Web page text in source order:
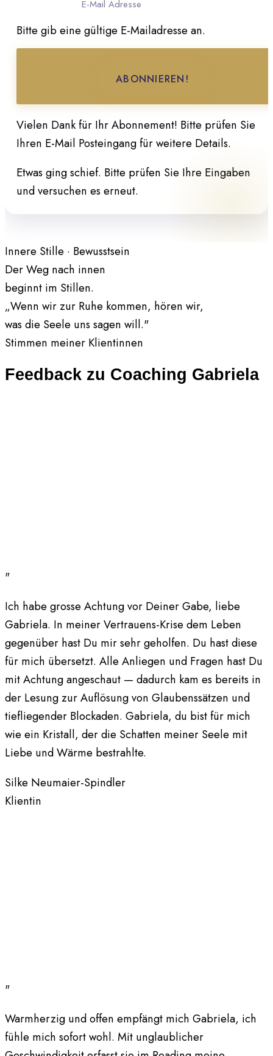
Bitte gib eine gültige E-Mailadresse an.
ABONNIEREN!
Vielen Dank für Ihr Abonnement! Bitte prüfen Sie
Ihren E-Mail Posteingang für weitere Details.
Etwas ging schief. Bitte prüfen Sie Ihre Eingaben
und versuchen es erneut.
Innere Stille · Bewusstsein
Der Weg nach innen
beginnt im Stillen.
„Wenn wir zur Ruhe kommen, hören wir,
was die Seele uns sagen will."
Stimmen meiner Klientinnen
Feedback zu Coaching Gabriela
"
Ich habe grosse Achtung vor Deiner Gabe, liebe
Gabriela. In meiner Vertrauens-Krise dem Leben
gegenüber hast Du mir sehr geholfen. Du hast diese
für mich übersetzt. Alle Anliegen und Fragen hast Du
mit Achtung angeschaut — dadurch kam es bereits in
der Lesung zur Auflösung von Glaubenssätzen und
tiefliegender Blockaden. Gabriela, du bist für mich
wie ein Kristall, der die Schatten meiner Seele mit
Liebe und Wärme bestrahlte.
Silke Neumaier-Spindler
Klientin
"
Warmherzig und offen empfängt mich Gabriela, ich
fühle mich sofort wohl. Mit unglaublicher